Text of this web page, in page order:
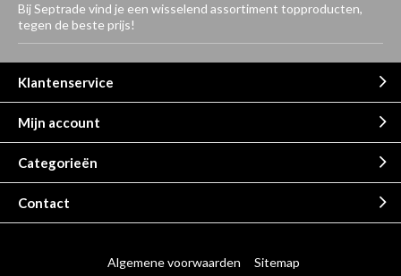
Bij Septrade vind je een wisselend assortiment topproducten,
tegen de beste prijs!
Klantenservice
Mijn account
Categorieën
Contact
Algemene voorwaarden Sitemap